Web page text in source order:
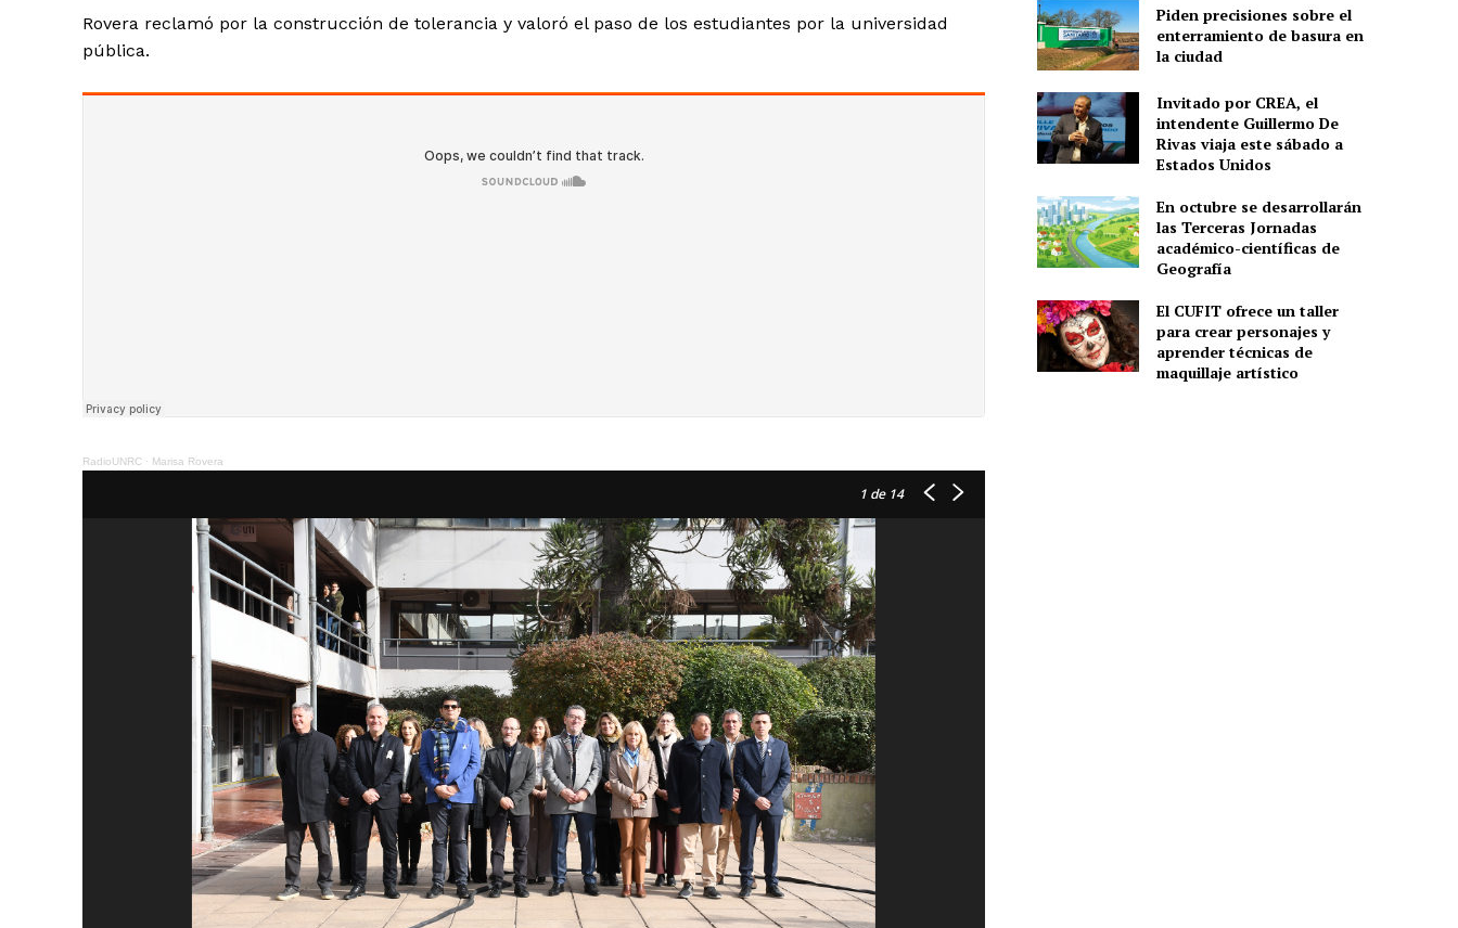
Rovera reclamó por la construcción de tolerancia y valoró el paso de los estudiantes por la universidad
pública.
RadioUNRC · Marisa Rovera
1 de 14
Piden precisiones sobre el
enterramiento de basura en
la ciudad
Invitado por CREA, el
intendente Guillermo De
Rivas viaja este sábado a
Estados Unidos
En octubre se desarrollarán
las Terceras Jornadas
académico-científicas de
Geografía
El CUFIT ofrece un taller
para crear personajes y
aprender técnicas de
maquillaje artístico